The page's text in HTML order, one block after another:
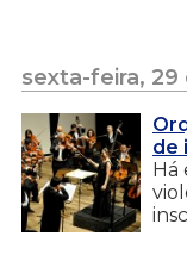
sexta-feira, 29
de
Há